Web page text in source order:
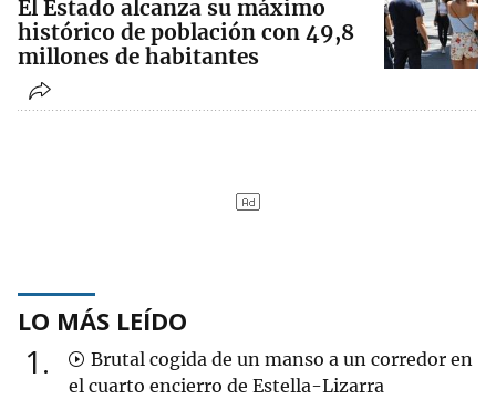
El Estado alcanza su máximo
histórico de población con 49,8
millones de habitantes
LO MÁS LEÍDO
1
Brutal cogida de un manso a un corredor en
el cuarto encierro de Estella-Lizarra